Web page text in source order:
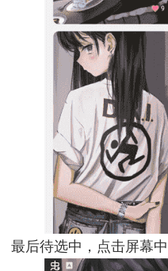
最后待选中，点击屏幕